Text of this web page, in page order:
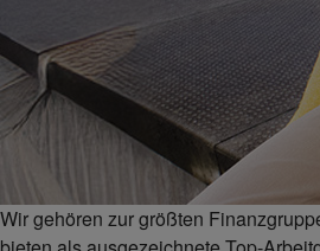
Wir gehören zur größten